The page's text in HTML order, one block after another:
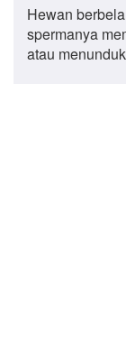
Hewan
spermanya
atau